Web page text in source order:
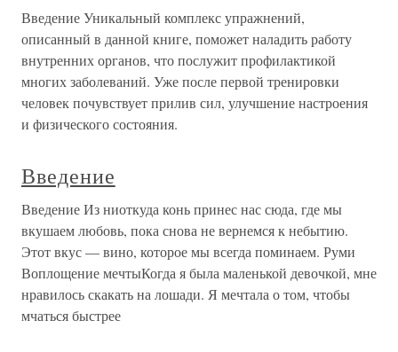
Введение Уникальный комплекс упражнений,
описанный в данной книге, поможет наладить работу
внутренних органов, что послужит профилактикой
многих заболеваний. Уже после первой тренировки
человек почувствует прилив сил, улучшение настроения
и физического состояния.
Введение
Введение Из ниоткуда конь принес нас сюда, где мы
вкушаем любовь, пока снова не вернемся к небытию.
Этот вкус — вино, которое мы всегда поминаем. Руми
Воплощение мечтыКогда я была маленькой девочкой, мне
нравилось скакать на лошади. Я мечтала о том, чтобы
мчаться быстрее